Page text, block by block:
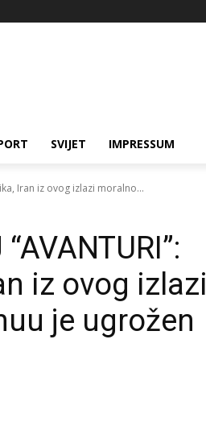
SVIJET IMPRESSUM
Iran iz ovog izlazi moralno...
iz ovog izlazi
je ugrožen